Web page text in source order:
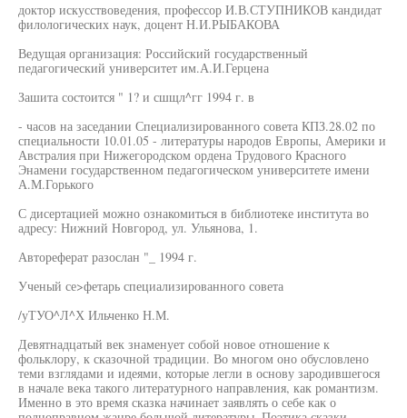
доктор искусствоведения, профессор И.В.СТУПНИКОВ кандидат
филологических наук, доцент Н.И.РЫБАКОВА
Ведущая организация: Российский государственный
педагогический университет им.А.И.Герцена
Зашита состоится " 1? и сшщл^гг 1994 г. в
- часов на заседании Специализированного совета КПЗ.28.02 по
специальности 10.01.05 - литературы народов Европы, Америки и
Австралия при Нижегородском ордена Трудового Красного
Энамени государственном педагогическом университете имени
А.М.Горького
С дисертацией можно ознакомиться в библиотеке института во
адресу: Нижний Новгород, ул. Ульянова, 1.
Автореферат разослан "_ 1994 г.
Ученый се>фетарь специализированного совета
/уТУО^Л^Х Ильченко Н.М.
Девятнадцатый век знаменует собой новое отношение к
фольклору, к сказочной традиции. Во многом оно обусловлено
теми взглядами и идеями, которые легли в основу зародившегося
в начале века такого литературного направления, как романтизм.
Именно в это время сказка начинает заявлять о себе как о